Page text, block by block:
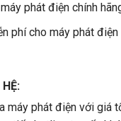
phát điện chính
phí cho máy phát điện
máy phát điện với giá